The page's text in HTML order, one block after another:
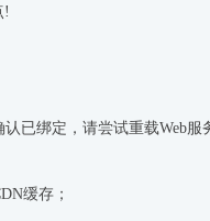
!
已绑定，请尝试重载Web服
缓存；